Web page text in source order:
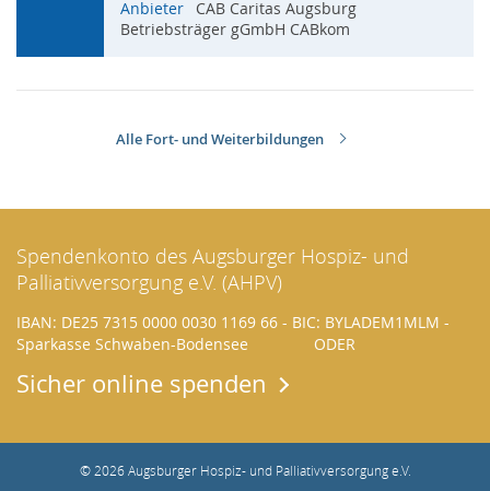
Anbieter
CAB Caritas Augsburg
Betriebsträger gGmbH CABkom
Alle Fort- und Weiterbildungen
Spendenkonto des Augsburger Hospiz- und
Palliativversorgung e.V. (AHPV)
IBAN: DE25 7315 0000 0030 1169 66 - BIC: BYLADEM1MLM -
Sparkasse Schwaben-Bodensee ODER
Sicher online spenden
© 2026 Augsburger Hospiz- und Palliativversorgung e.V.